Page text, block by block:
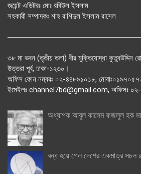
জয়েন্ট এডিটরঃ মোঃ রবিউল ইসলাম
সহকারী সম্পাদকঃ শাহ রাশিদুল ইসলাম রাসেল
৩৮ মা ভবন (তৃতীয় তলা) বীর মুক্তিযোদ্ধা কুতুবউদ্দিন
উত্তরা পূর্ব, ঢাকা-১২৩০।
অফিস ফোন নম্বরঃ ০২-৪৪৮৯১০১৮,
ইমেইলঃ channel7bd@gmail.com, অফিসঃ
অধ্যাপক আবুল কাসেম ফজলুল হক
বন্ধ হয়ে গেল দেশের একমাত্র সচল